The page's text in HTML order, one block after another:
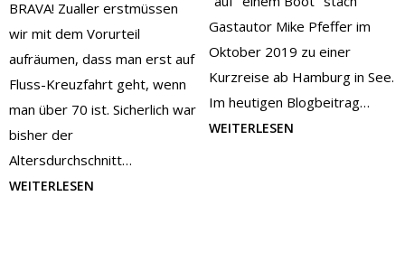
BRAVA! Zualler erstmüssen
wir mit dem Vorurteil
aufräumen, dass man erst auf
Fluss-Kreuzfahrt geht, wenn
man über 70 ist. Sicherlich war
bisher der
Altersdurchschnitt…
WEITERLESEN
Gastautor Mike Pfeffer im
Oktober 2019 zu einer
Kurzreise ab Hamburg in See.
Im heutigen Blogbeitrag…
WEITERLESEN